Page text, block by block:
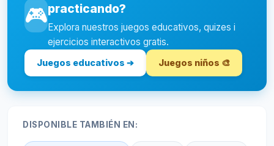
🎮practicando?
Explora nuestros juegos educativos, quizes i
ejercicios interactivos gratis.
Juegos educativos ➔ Juegos niños 🎨
DISPONIBLE TAMBIÉN EN: